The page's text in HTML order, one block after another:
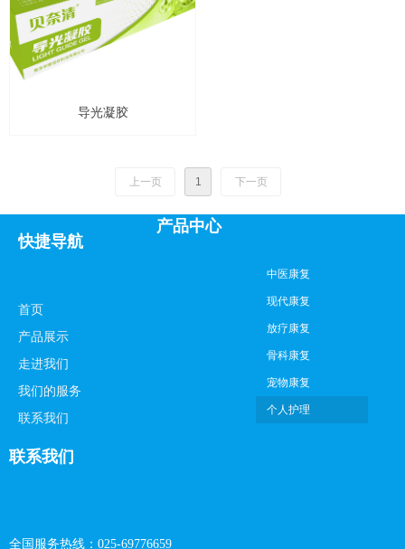
导光凝胶
上一页 1 下一页
联系我们
快捷导航
首页
产品展示
走进我们
我们的服务
联系我们
产品中心
中医康复
现代康复
放疗康复
骨科康复
宠物康复
个人护理
全国服务热线：025-69776659